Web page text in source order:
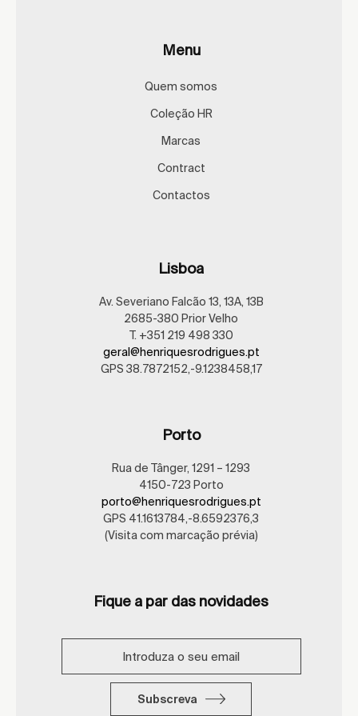
Menu
Quem somos
Coleção HR
Marcas
Contract
Contactos
Lisboa
Av. Severiano Falcão 13, 13A, 13B
2685-380 Prior Velho
T. +351 219 498 330
geral@henriquesrodrigues.pt
GPS 38.7872152,-9.1238458,17
Porto
Rua de Tânger, 1291 – 1293
4150-723 Porto
porto@henriquesrodrigues.pt
GPS 41.1613784,-8.6592376,3
(Visita com marcação prévia)
Fique a par das novidades
Subscreva